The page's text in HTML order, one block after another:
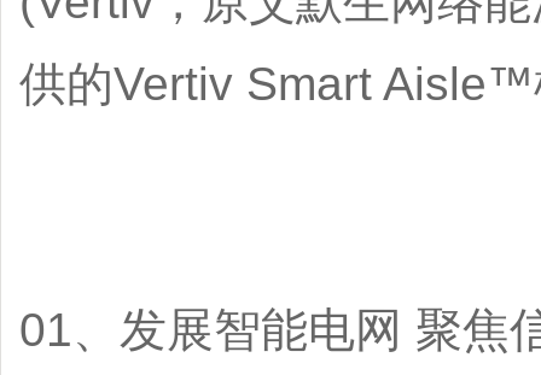
供的Vertiv Smart
01、发展智能电网 聚焦